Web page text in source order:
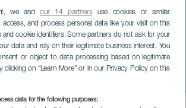
we andour 14 partnersuse cookies or similar
and process personal data like your visit on this
and cookie identifiers. Some partners do not ask for your
data and rely on their legitimate business interest. You
or object to data processing based on legitimate
clicking on “Learn More” or in our Privacy Policy on this
data for the following purposes:
Las últimas
Tour. Lanzarote